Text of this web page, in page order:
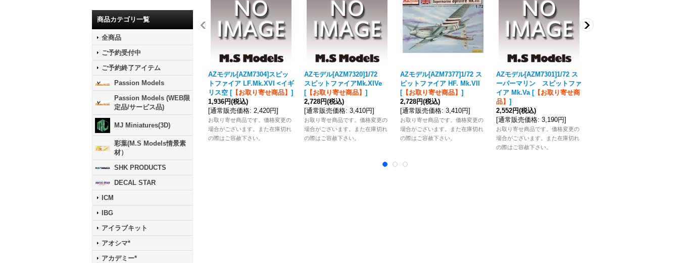
商品カテゴリ一覧
全商品
ご予約受付中
ご予約終了アイテム
Passion Models
Passion Models (WEB限
定品/サービス品)
MJ Miniatures(3D)
彩葉(M.S Models情景素
材）
SHK PRODUCTS
DECAL STAR
ICM
IBG
アイラブキット
アオシマ*
アカデミー*
AZモデル[AZM7304]スピッ
トファイア LF.Mk.XVI <イギ
リス空 [【お取り寄せ商品】 ]
1,936円(税込)
[通常販売価格: 2,420円]
お取り寄せ商品です。価格変更の
場合がございます。また在庫切れ
の際はご容赦下さい。
AZモデル[AZM7320]1/72
スピットファイアMk.XIVe
[【お取り寄せ商品】 ]
2,728円(税込)
[通常販売価格: 3,410円]
お取り寄せ商品です。価格変更の
場合がございます。また在庫切れ
の際はご容赦下さい。
AZモデル[AZM7377]1/72 ス
ピットファイア HF. Mk.VII
[【お取り寄せ商品】 ]
2,728円(税込)
[通常販売価格: 3,410円]
お取り寄せ商品です。価格変更の
場合がございます。また在庫切れ
の際はご容赦下さい。
AZモデル[AZM7301]1/72 ス
ーパーマリン スピットファ
イア Mk.Va [【お取り寄せ商
品】 ]
2,552円(税込)
[通常販売価格: 3,190円]
お取り寄せ商品です。価格変更の
場合がございます。また在庫切れ
の際はご容赦下さい。